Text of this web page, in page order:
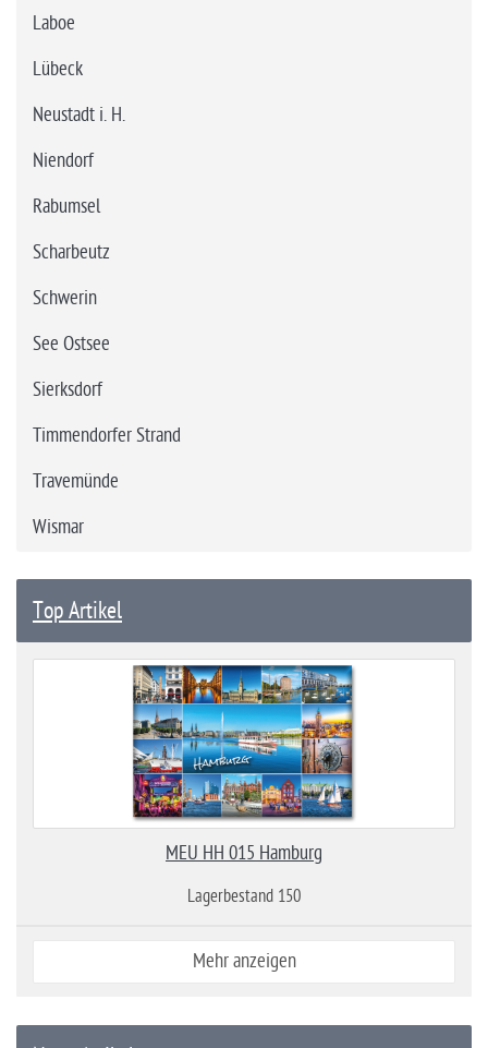
Laboe
Lübeck
Neustadt i. H.
Niendorf
Rabumsel
Scharbeutz
Schwerin
See Ostsee
Sierksdorf
Timmendorfer Strand
Travemünde
Wismar
Top Artikel
MEU HH 015 Hamburg
Lagerbestand 150
Mehr anzeigen